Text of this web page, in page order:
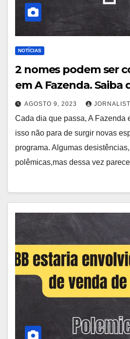
NOTÍCIAS
2 nomes podem ser
em A Fazenda. Saiba
AGOSTO 9, 2023
Cada dia que passa, A Fazenda
isso não para de surgir novas
programa. Algumas
polêmicas,mas dessa vez